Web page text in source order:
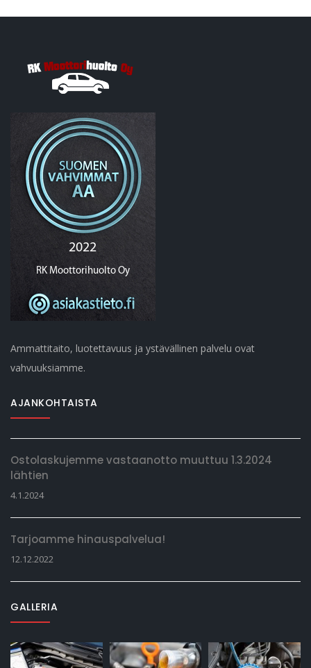
Ammattitaito, luotettavuus ja ystävällinen palvelu ovat
vahvuuksiamme.
AJANKOHTAISTA
Ostolaskujemme vastaanotto muuttuu 1.3.2024
lähtien
4.1.2024
Tarjoamme hinauspalvelua!
12.12.2022
GALLERIA